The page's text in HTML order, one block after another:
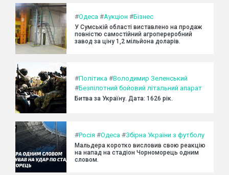
#Одеса #Аукціон #Бізнес
У Сумській області виставлено на продаж
повністю самостійний агропереробний
завод за ціну 1,2 мільйона доларів.
#Політика #Володимир Зеленський
#Безпілотний бойовий літальний апарат
Битва за Україну. Дата: 1626 рік.
#Росія #Одеса #Збірна України з футболу
Мальдера коротко висловив свою реакцію
на напад на стадіон Чорноморець одним
словом.